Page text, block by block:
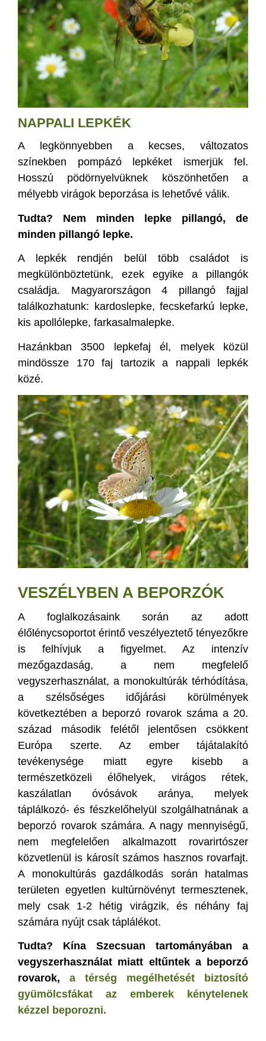
NAPPALI LEPKÉK
A legkönnyebben a kecses, változatos
színekben pompázó lepkéket ismerjük fel.
Hosszú pödörnyelvüknek köszönhetően a
mélyebb virágok beporzása is lehetővé válik.
Tudta? Nem minden lepke pillangó, de
minden pillangó lepke.
A lepkék rendjén belül több családot is
megkülönböztetünk, ezek egyike a pillangók
családja. Magyarországon 4 pillangó fajjal
találkozhatunk: kardoslepke, fecskefarkú lepke,
kis apollólepke, farkasalmalepke.
Hazánkban 3500 lepkefaj él, melyek közül
mindössze 170 faj tartozik a nappali lepkék
közé.
VESZÉLYBEN A BEPORZÓK
A foglalkozásaink során az adott
élőlénycsoportot érintő veszélyeztető tényezőkre
is felhívjuk a figyelmet. Az intenzív
mezőgazdaság, a nem megfelelő
vegyszerhasználat, a monokultúrák térhódítása,
a szélsőséges időjárási körülmények
következtében a beporzó rovarok száma a 20.
század második felétől jelentősen csökkent
Európa szerte. Az ember tájátalakító
tevékenysége miatt egyre kisebb a
természetközeli élőhelyek, virágos rétek,
kaszálatlan óvósávok aránya, melyek
táplálkozó- és fészkelőhelyül szolgálhatnának a
beporzó rovarok számára. A nagy mennyiségű,
nem megfelelően alkalmazott rovarirtószer
közvetlenül is károsít számos hasznos rovarfajt.
A monokultúrás gazdálkodás során hatalmas
területen egyetlen kultúrnövényt termesztenek,
mely csak 1-2 hétig virágzik, és néhány faj
számára nyújt csak táplálékot.
Tudta? Kína Szecsuan tartományában a
vegyszerhasználat miatt eltűntek a beporzó
rovarok, a térség megélhetését biztosító
gyümölcsfákat az emberek kénytelenek
kézzel beporozni.